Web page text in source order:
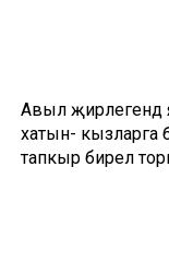
Авыл җирлегендә
хатын- кызларга
тапкыр бирелә